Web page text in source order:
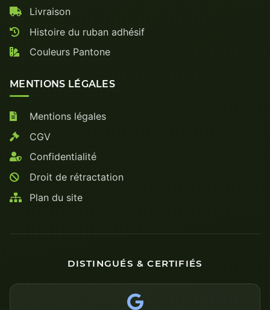
Livraison
Histoire du ruban adhésif
Couleurs Pantone
MENTIONS LÉGALES
Mentions légales
CGV
Confidentialité
Droit de rétractation
Plan du site
DISTINGUÉS & CERTIFIÉS